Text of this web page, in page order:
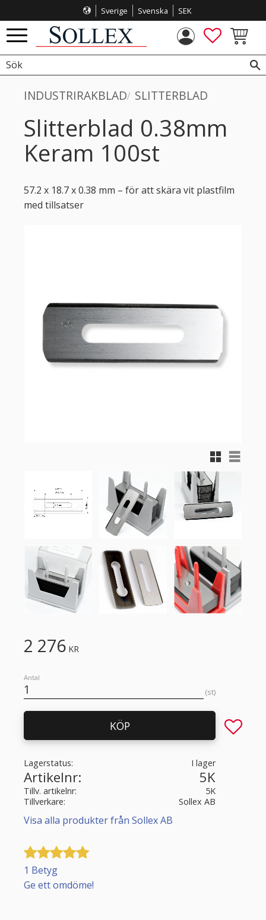
Meny
Sverige Svenska SEK
FAVORITER
INDUSTRIRAKBLAD SLITTERBLAD
Slitterblad 0.38mm
Keram 100st
57.2 x 18.7 x 0.38 mm – för att skära vit plastfilm
med tillsatser
Rutnätsvy
Listvy
2 276 KR
Antal
st
KÖP Lägg till
Lagerstatus I lager
Artikelnr 5K
Tillv. artikelnr
5K
Tillverkare
Sollex AB
Visa alla produkter från Sollex AB
1 Betyg
Ge ett omdöme!